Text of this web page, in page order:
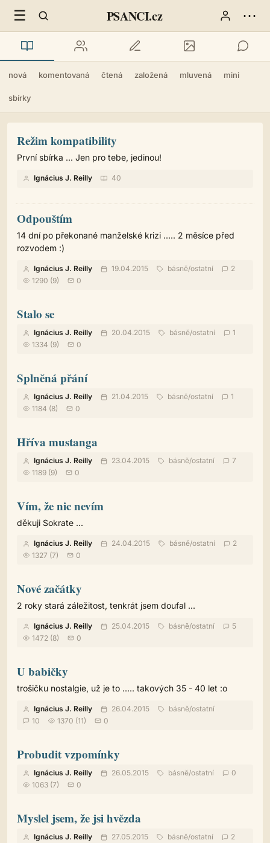
☰ PSANCI.cz ⋯
nová komentovaná čtená založená mluvená mini
sbírky
Režim kompatibility
První sbírka ... Jen pro tebe, jedinou!
Ignácius J. Reilly 40
Odpouštím
14 dní po překonané manželské krizi ..... 2 měsíce před
rozvodem :)
Ignácius J. Reilly 19.04.2015 básně/ostatní
2
1290 (9)
0
Stalo se
Ignácius J. Reilly 20.04.2015 básně/ostatní
1
1334 (9)
0
Splněná přání
Ignácius J. Reilly 21.04.2015 básně/ostatní
1
1184 (8)
0
Hříva mustanga
Ignácius J. Reilly 23.04.2015 básně/ostatní
7
1189 (9)
0
Vím, že nic nevím
děkuji Sokrate ...
Ignácius J. Reilly 24.04.2015 básně/ostatní
2
1327 (7)
0
Nové začátky
2 roky stará záležitost, tenkrát jsem doufal ...
Ignácius J. Reilly 25.04.2015 básně/ostatní
5
1472 (8)
0
U babičky
trošičku nostalgie, už je to ..... takových 35 - 40 let :o
Ignácius J. Reilly 26.04.2015 básně/ostatní
10
1370 (11) 0
Probudit vzpomínky
Ignácius J. Reilly 26.05.2015 básně/ostatní
0
1063 (7)
0
Myslel jsem, že jsi hvězda
Ignácius J. Reilly 27.05.2015 básně/ostatní
2